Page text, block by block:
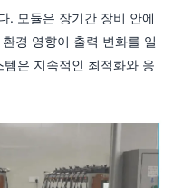
. 모듈은 장기간 장비 안에
경 영향이 출력 변화를 일
은 지속적인 최적화와 응